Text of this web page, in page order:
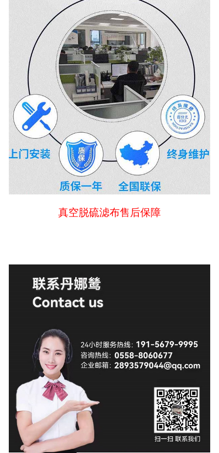
真空脱硫滤布售后保障